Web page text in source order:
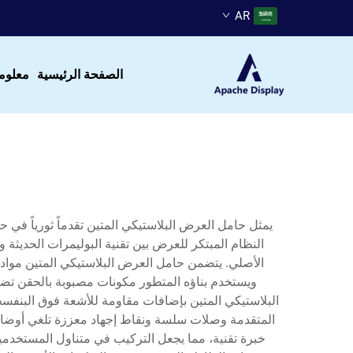
AR
الصفحة الرئيسية
يمثل حامل العرض البلاستيكي المتين تقدماً ثورياً في
النظام المبتكر للعرض بين تقنية البوليمرات
الأصلي. يتضمن حامل العرض البلاستيكي المتين
ويستخدم بناؤه المتطور مكونات مصبوبة بالحقن
البلاستيكي المتين بإضافات مقاومة للأشعة فوق
المتقدمة وصلات سلسة ونقاط إجهاد معززة تلغي
خبرة تقنية، مما يجعل التركيب في متناول